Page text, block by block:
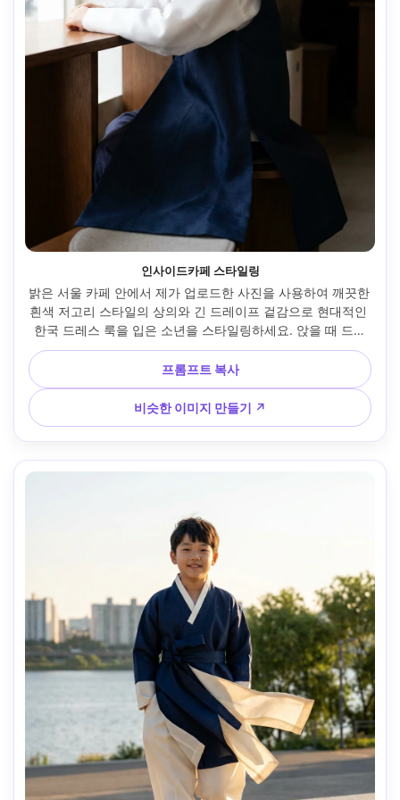
인사이드카페 스타일링
밝은 서울 카페 안에서 제가 업로드한 사진을 사용하여 깨끗한
흰색 저고리 스타일의 상의와 긴 드레이프 겉감으로 현대적인
한국 드레스 룩을 입은 소년을 스타일링하세요. 앉을 때 드레
이프되는 방식과 밑단이 어떻게 앉는지 보여주세요. 소프트 윈
도우 라이트, 소니 A7IV, 35mm, 세로 구성, 아늑한 분위기, 자
연스러운 그림자, 편집 리얼리즘 --ar 4:5
프롬프트 복사
비슷한 이미지 만들기 ↗